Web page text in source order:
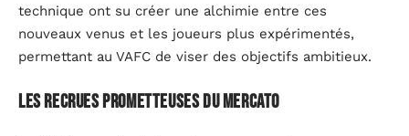
technique ont su créer une alchimie entre ces
nouveaux venus et les joueurs plus expérimentés,
permettant au VAFC de viser des objectifs ambitieux.
Les recrues prometteuses du mercato